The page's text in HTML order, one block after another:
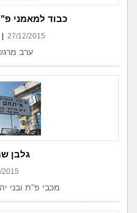
כבוד למאמני
27/12/2015
ערב
גלבן
2015
מכבי פ"ת ובני